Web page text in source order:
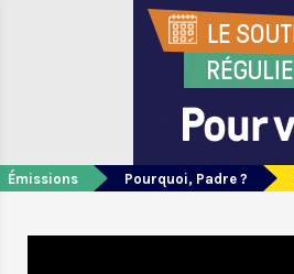
Émissions Pourquoi, Padre ?